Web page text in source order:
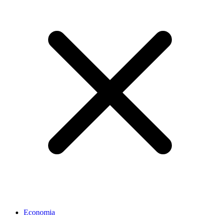
Economia